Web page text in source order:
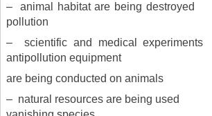
– animal habitat are being
pollution
– scientific and medical
antipollution equipment
are being conducted on animals
– natural resources are being used